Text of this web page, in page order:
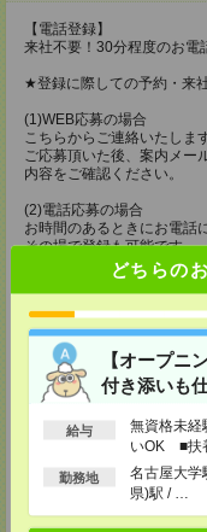
どちらの
【オープニ
付き添いも
給与
無資格未
いOK ■扶
以上
勤務地
名古屋大学
県)駅 / …
【電話登録】
来社不要！30分程度のお電
★登録に際しての予約・来
(1)WEB応募の場合
こちらからご連絡いたしま
ご応募頂いた後、案内メー
内容をご確認ください。
(2)電話応募の場合
お時間のあるときにお電話
その場で登録も可能です。
【電話登録】
弊社HPよりマイページ作
電話での登録の際に、マイ
所要時間
【電話登録】30分程度
・経験やご希望などをイン
・お仕事のご紹介など